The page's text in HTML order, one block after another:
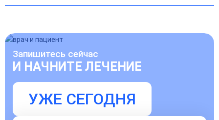
Запишитесь сейчас
И НАЧНИТЕ ЛЕЧЕНИЕ
УЖЕ СЕГОДНЯ